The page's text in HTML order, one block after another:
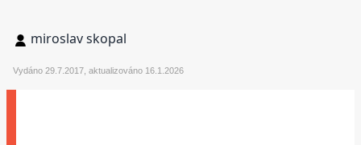
miroslav skopal
Vydáno 29.7.2017, aktualizováno 16.1.2026